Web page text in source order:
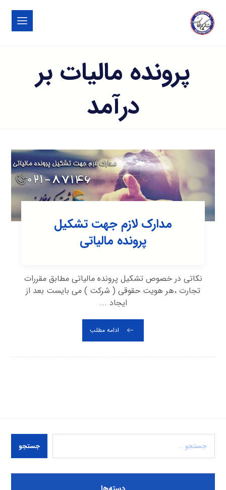
پرونده مالیات بر
درآمد
مدارک لازم جهت تشکیل
پرونده مالیاتی
نکاتی در خصوص تشکیل پرونده مالیاتی مطابق مقررات
تجارت ،هر هویت حقوقی ( شرکت ) می بایست بعد از
ایجاد ...
ادامه مطلب
جستجو